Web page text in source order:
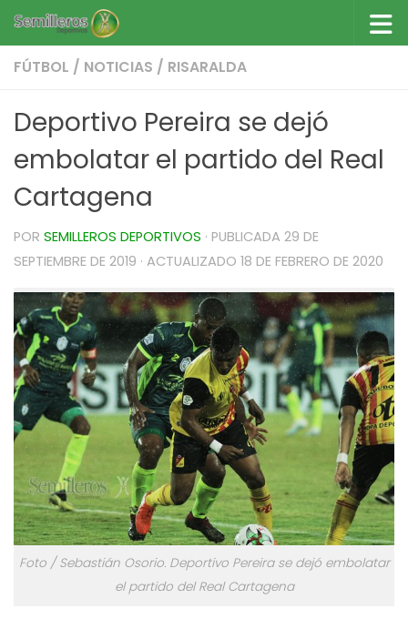
Saltar al contenido
FÚTBOL / NOTICIAS / RISARALDA
Deportivo Pereira se dejó
embolatar el partido del Real
Cartagena
POR SEMILLEROS DEPORTIVOS · PUBLICADA 29 DE
SEPTIEMBRE DE 2019 · ACTUALIZADO 18 DE FEBRERO DE 2020
Foto / Sebastián Osorio. Deportivo Pereira se dejó embolatar
el partido del Real Cartagena